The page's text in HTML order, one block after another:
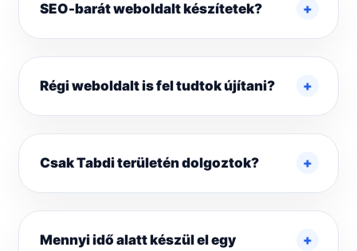
SEO-barát weboldalt készítetek?
Régi weboldalt is fel tudtok újítani?
Csak Tabdi területén dolgoztok?
Mennyi idő alatt készül el egy